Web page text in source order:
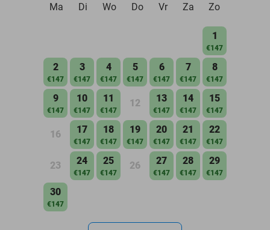
Ma
Di Wo Do Vr Za Zo
1
€147
2
€147
3
€147
4
€147
5
€147
6
€147
7
€147
8
€147
9
€147
10
€147
11
€147
12 13
€147
14
€147
15
€147
16 17
€147
18
€147
19
€147
20
€147
21
€147
22
€147
23 24
€147
25
€147
26 27
€147
28
€147
29
€147
30
€147